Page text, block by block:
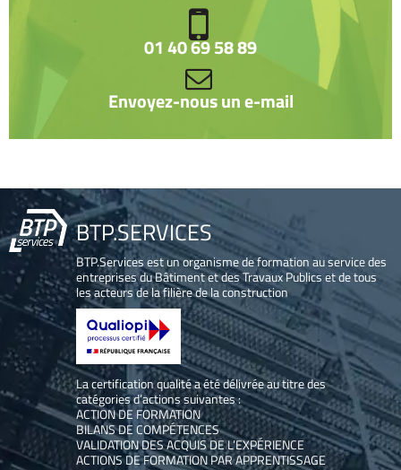
01 40 69 58 89
Envoyez-nous un e-mail
BTP.SERVICES
BTP.Services est un organisme de formation au service des
entreprises du Bâtiment et des Travaux Publics et de tous
les acteurs de la filière de la construction
La certification qualité a été délivrée au titre des
catégories d’actions suivantes :
ACTION DE FORMATION
BILANS DE COMPÉTENCES
VALIDATION DES ACQUIS DE L’EXPÉRIENCE
ACTIONS DE FORMATION PAR APPRENTISSAGE